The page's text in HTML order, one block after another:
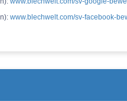
www.blechwelt.com/sv-facebook-